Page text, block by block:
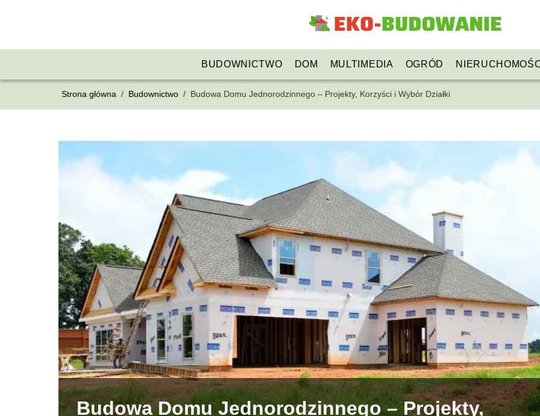
BUDOWNICTWO DOM MULTIMEDIA OGRÓD
Strona główna / Budownictwo / Budowa Domu Jednorodzinnego – Projekty, Korzyści i Wybór Działki
Budowa Domu Jednorodzinnego – Projekty,